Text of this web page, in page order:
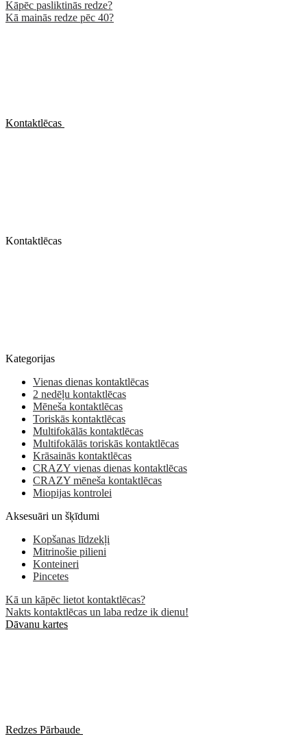
Kāpēc pasliktinās redze?
Kā mainās redze pēc 40?
Kontaktlēcas
Kontaktlēcas
Kategorijas
Vienas dienas kontaktlēcas
2 nedēļu kontaktlēcas
Mēneša kontaktlēcas
Toriskās kontaktlēcas
Multifokālās kontaktlēcas
Multifokālās toriskās kontaktlēcas
Krāsainās kontaktlēcas
CRAZY vienas dienas kontaktlēcas
CRAZY mēneša kontaktlēcas
Miopijas kontrolei
Aksesuāri un šķīdumi
Kopšanas līdzekļi
Mitrinošie pilieni
Konteineri
Pincetes
Kā un kāpēc lietot kontaktlēcas?
Nakts kontaktlēcas un laba redze ik dienu!
Dāvanu kartes
Redzes Pārbaude